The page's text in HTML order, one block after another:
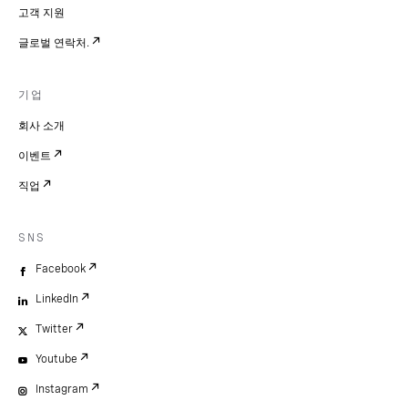
고객 지원
글로벌 연락처.
기업
회사 소개
이벤트
직업
SNS
Facebook
LinkedIn
Twitter
Youtube
Instagram